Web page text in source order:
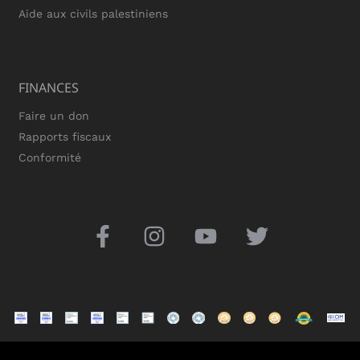
Aide aux civils palestiniens
FINANCES
Faire un don
Rapports fiscaux
Conformité